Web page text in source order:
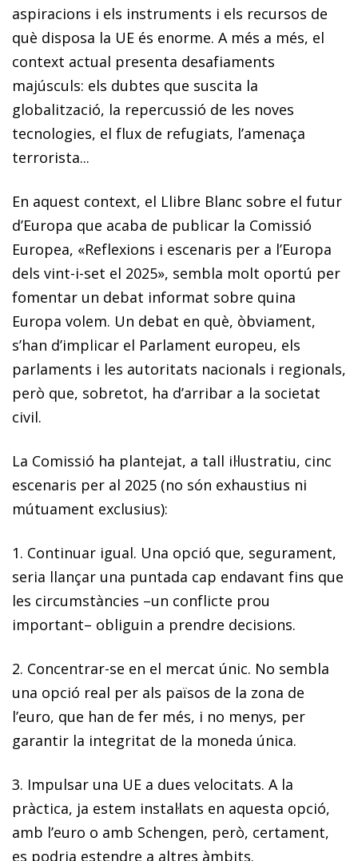
aspiracions i els instruments i els recursos de
què disposa la UE és enorme. A més a més, el
context actual presenta desafiaments
majúsculs: els dubtes que suscita la
globalització, la repercussió de les noves
tecnologies, el flux de refugiats, l’amenaça
terrorista...
En aquest context, el Llibre Blanc sobre el futur
d’Europa que acaba de publicar la Comissió
Europea, «Reflexions i escenaris per a l’Europa
dels vint-i-set el 2025», sembla molt oportú per
fomentar un debat informat sobre quina
Europa volem. Un debat en què, òbviament,
s’han d’implicar el Parlament europeu, els
parlaments i les autoritats nacionals i regionals,
però que, sobretot, ha d’arribar a la societat
civil.
La Comissió ha plantejat, a tall il·lustratiu, cinc
escenaris per al 2025 (no són exhaustius ni
mútuament exclusius):
1. Continuar igual. Una opció que, segurament,
seria llançar una puntada cap endavant fins que
les circumstàncies –un conflicte prou
important– obliguin a prendre decisions.
2. Concentrar-se en el mercat únic. No sembla
una opció real per als països de la zona de
l’euro, que han de fer més, i no menys, per
garantir la integritat de la moneda única.
3. Impulsar una UE a dues velocitats. A la
pràctica, ja estem instal·lats en aquesta opció,
amb l’euro o amb Schengen, però, certament,
es podria estendre a altres àmbits.